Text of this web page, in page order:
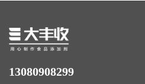
13080908299